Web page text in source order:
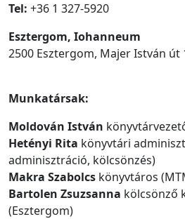
Tel: +36 1 327-5920
Esztergom, Iohanneum
2500 Esztergom, Majer István út
Munkatársak:
Moldován István
Hetényi Rita könyvtári
adminisztráció, kölcsönzés)
Makra Szabolcs könyvtáros
Bartolen Zsuzsanna kölcsönző
(Esztergom)